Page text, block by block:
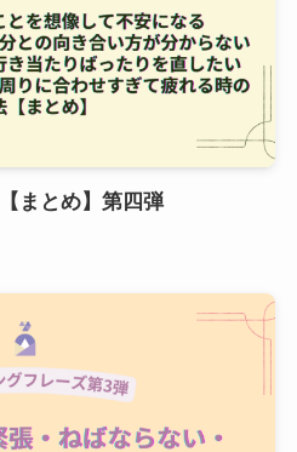
まとめ】第四弾